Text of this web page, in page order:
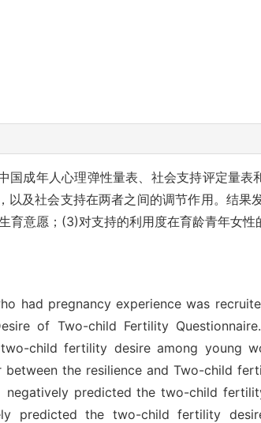
成年人心理弹性量表、社会支持评定量表
及社会支持在两者之间的调节作用。结果
意愿；(3)对支持的利用度在育龄青年女
had pregnancy experience was
of Two-child Fertility
child fertility desire among young
the resilience and Two-child
negatively predicted the two-child
predicted the two-child fertility